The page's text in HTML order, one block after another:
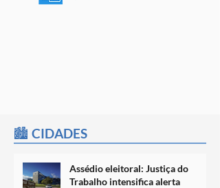
🏙️ CIDADES
Assédio eleitoral: Justiça do
Trabalho intensifica alerta